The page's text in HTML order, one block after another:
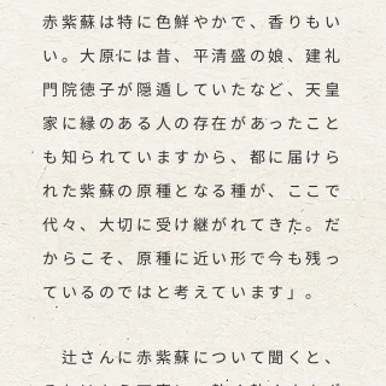
赤紫蘇は特に色鮮やかで、香りもい
い。大原には昔、平清盛の娘、建礼
門院徳子が隠遁していたなど、天皇
家に縁のある人の存在があったこと
も知られていますから、都に届けら
れた紫蘇の原種となる種が、ここで
代々、大切に受け継がれてきた。だ
からこそ、原種に近い形で今も残っ
ているのではと考えています」。
辻さんに赤紫蘇について聞くと、